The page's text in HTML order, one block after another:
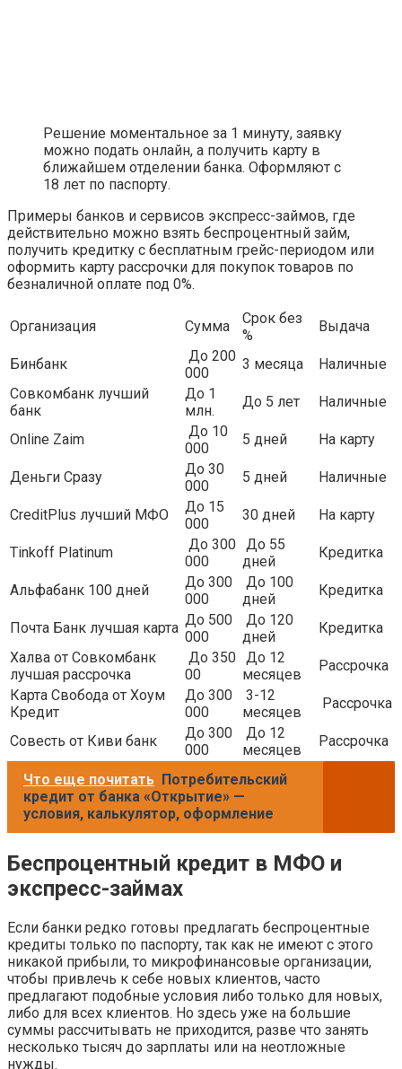
Решение моментальное за 1 минуту, заявку
можно подать онлайн, а получить карту в
ближайшем отделении банка. Оформляют с
18 лет по паспорту.
Примеры банков и сервисов экспресс-займов, где
действительно можно взять беспроцентный займ,
получить кредитку с бесплатным грейс-периодом или
оформить карту рассрочки для покупок товаров по
безналичной оплате под 0%.
Организация Сумма
Срок без
%
Выдача
Бинбанк
До 200
000
3 месяца
Наличные
Совкомбанк лучший
банк
До 1
млн.
До 5 лет Наличные
Online Zaim
До 10
000
5 дней На карту
Деньги Сразу
До 30
000
5 дней Наличные
CreditPlus лучший МФО
До 15
000
30 дней На карту
Tinkoff Platinum
До 300
000
До 55
дней
Кредитка
Альфабанк 100 дней
До 300
000
До 100
дней
Кредитка
Почта Банк лучшая карта До 500
000
До 120
дней
Кредитка
Халва от Совкомбанк
лучшая рассрочка
До 350
00
До 12
месяцев
Рассрочка
Карта Свобода от Хоум
Кредит
До 300
000
3-12
месяцев
Рассрочка
Совесть от Киви банк
До 300
000
До 12
месяцев
Рассрочка
Что еще почитать Потребительский
кредит от банка «Открытие» —
условия, калькулятор, оформление
Беспроцентный кредит в МФО и
экспресс-займах
Если банки редко готовы предлагать беспроцентные
кредиты только по паспорту, так как не имеют с этого
никакой прибыли, то микрофинансовые организации,
чтобы привлечь к себе новых клиентов, часто
предлагают подобные условия либо только для новых,
либо для всех клиентов. Но здесь уже на большие
суммы рассчитывать не приходится, разве что занять
несколько тысяч до зарплаты или на неотложные
нужды.